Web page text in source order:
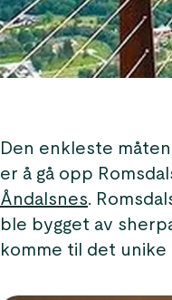
Den enkleste
er å gå opp
Åndalsnes.
ble bygget av
komme til det